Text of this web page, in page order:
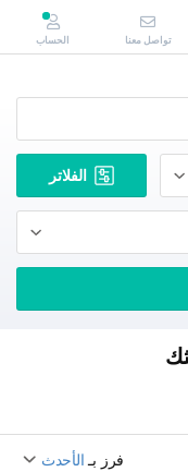
الفلاتر
فرز بـ الأحدث
تواصل معنا الحساب